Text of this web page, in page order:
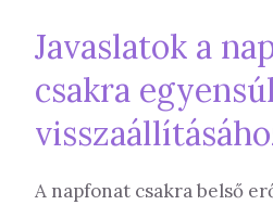
Javaslatok a
csakra
A napfonat csakra belső